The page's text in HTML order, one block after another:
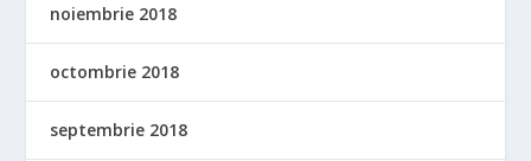
noiembrie 2018
octombrie 2018
septembrie 2018